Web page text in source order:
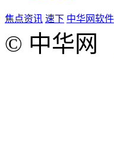
焦点资讯 速下 中华网软件
© 中华网